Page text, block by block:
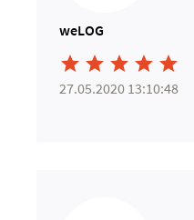
weLOG
    
27.05.2020 13:10:48